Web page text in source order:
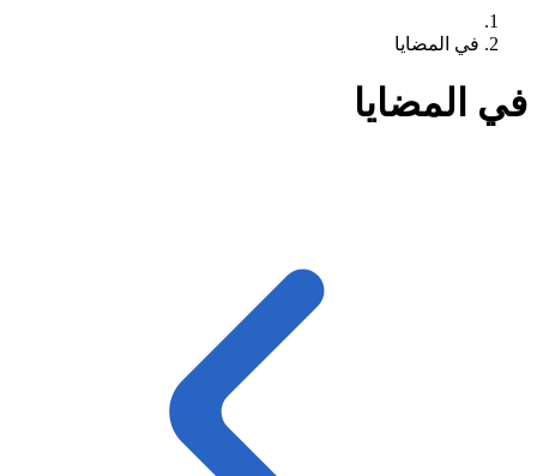
في المضايا
في المضايا